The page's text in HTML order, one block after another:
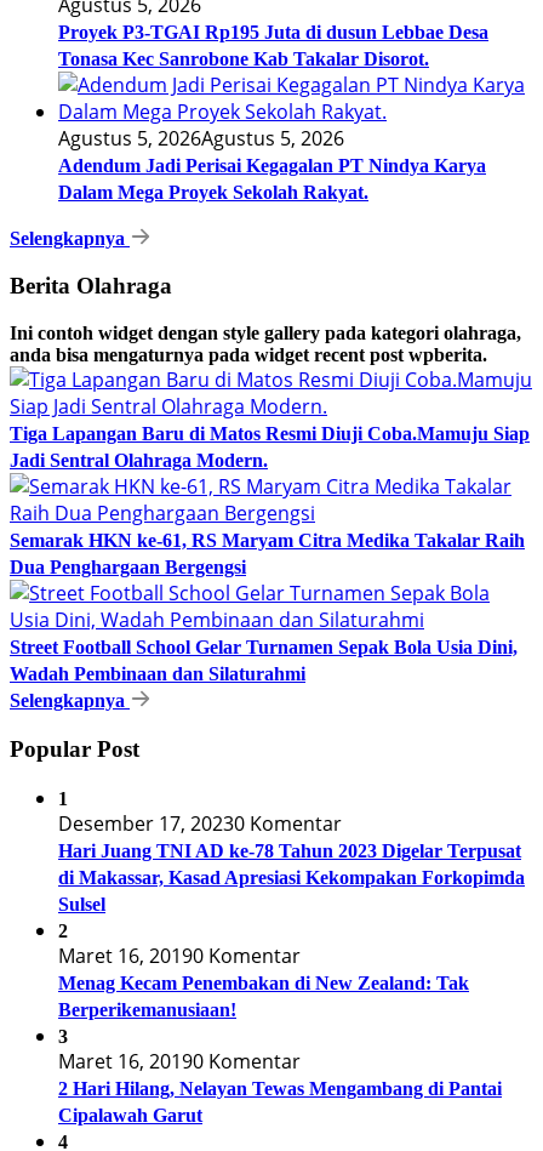
Proyek P3-TGAI Rp195 Juta di dusun Lebbae Desa
Tonasa Kec Sanrobone Kab Takalar Disorot.
Agustus 5, 2026Agustus 5, 2026
Adendum Jadi Perisai Kegagalan PT Nindya Karya
Dalam Mega Proyek Sekolah Rakyat.
Selengkapnya
Berita Olahraga
Ini contoh widget dengan style gallery pada kategori olahraga,
anda bisa mengaturnya pada widget recent post wpberita.
Tiga Lapangan Baru di Matos Resmi Diuji Coba.Mamuju Siap
Jadi Sentral Olahraga Modern.
Semarak HKN ke-61, RS Maryam Citra Medika Takalar Raih
Dua Penghargaan Bergengsi
Street Football School Gelar Turnamen Sepak Bola Usia Dini,
Wadah Pembinaan dan Silaturahmi
Selengkapnya
Popular Post
1
Desember 17, 20230 Komentar
Hari Juang TNI AD ke-78 Tahun 2023 Digelar Terpusat
di Makassar, Kasad Apresiasi Kekompakan Forkopimda
Sulsel
2
Maret 16, 20190 Komentar
Menag Kecam Penembakan di New Zealand: Tak
Berperikemanusiaan!
3
Maret 16, 20190 Komentar
2 Hari Hilang, Nelayan Tewas Mengambang di Pantai
Cipalawah Garut
4